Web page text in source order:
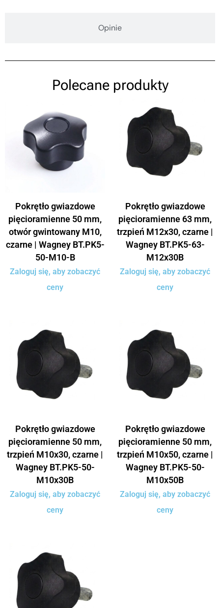
Opinie
Polecane produkty
Pokrętło gwiazdowe
pięcioramienne 50 mm,
otwór gwintowany M10,
czarne | Wagney BT.PK5-
50-M10-B
Zaloguj się, aby zobaczyć
ceny
Pokrętło gwiazdowe
pięcioramienne 63 mm,
trzpień M12x30, czarne |
Wagney BT.PK5-63-
M12x30B
Zaloguj się, aby zobaczyć
ceny
Pokrętło gwiazdowe
pięcioramienne 50 mm,
trzpień M10x30, czarne |
Wagney BT.PK5-50-
M10x30B
Zaloguj się, aby zobaczyć
ceny
Pokrętło gwiazdowe
pięcioramienne 50 mm,
trzpień M10x50, czarne |
Wagney BT.PK5-50-
M10x50B
Zaloguj się, aby zobaczyć
ceny